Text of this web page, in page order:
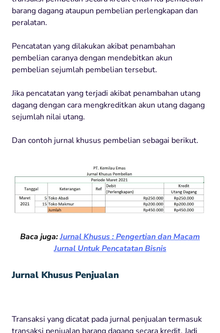
barang dagang ataupun pembelian perlengkapan dan
peralatan.
Pencatatan yang dilakukan akibat penambahan
pembelian caranya dengan mendebitkan akun
pembelian sejumlah pembelian tersebut.
Jika pencatatan yang terjadi akibat penambahan utang
dagang dengan cara mengkreditkan akun utang dagang
sejumlah nilai utang.
Dan contoh jurnal khusus pembelian sebagai berikut.
Baca juga:Jurnal Khusus : Pengertian dan Macam
Jurnal Untuk Pencatatan Bisnis
Jurnal Khusus Penjualan
Transaksi yang dicatat pada jurnal penjualan termasuk